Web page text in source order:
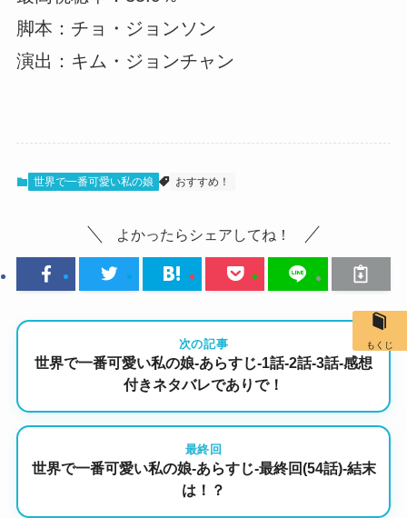
脚本：チョ・ジョンソン
演出：キム・ジョンチャン
世界で一番可愛い私の娘 おすすめ！
よかったらシェアしてね！
次の記事
世界で一番可愛い私の娘-あらすじ-1話-2話-3話-感想
付きネタバレでありで！
最終回
世界で一番可愛い私の娘-あらすじ-最終回(54話)-結末
は！？
もくじ